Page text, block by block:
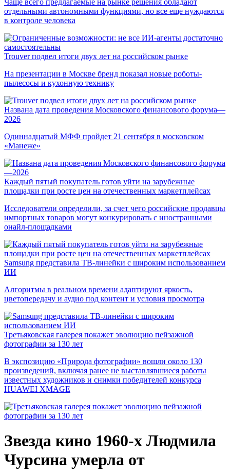
Чаще всего предлагаемые на рынке решения обладают
отдельными автономными функциями, но все еще нуждаются
в контроле человека
Trouver подвел итоги двух лет на российском рынке
На презентации в Москве бренд показал новые роботы-
пылесосы и кухонную технику
Названа дата проведения Московского финансового форума—
2026
Одиннадцатый МФФ пройдет 21 сентября в московском
«Манеже»
Каждый пятый покупатель готов уйти на зарубежные
площадки при росте цен на отечественных маркетплейсах
Исследователи определили, за счет чего российские продавцы
импортных товаров могут конкурировать с иностранными
онайл-площадками
Samsung представила ТВ-линейки с широким использованием
ИИ
Алгоритмы в реальном времени адаптируют яркость,
цветопередачу и аудио под контент и условия просмотра
Третьяковская галерея покажет эволюцию пейзажной
фотографии за 130 лет
В экспозицию «Природа фотографии» вошли около 130
произведений, включая ранее не выставлявшиеся работы
известных художников и снимки победителей конкурса
HUAWEI XMAGE
Звезда кино 1960-х Людмила
Чурсина умерла от